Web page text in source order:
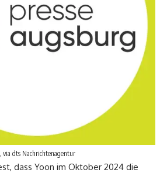
via dts Nachrichtenagentur
dass Yoon im Oktober 2024 die